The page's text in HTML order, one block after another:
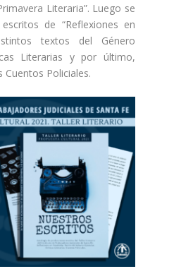
Literaria”. Luego se
de “Reflexiones en
textos del Género
Literarias y por último,
Policiales.